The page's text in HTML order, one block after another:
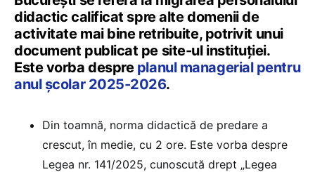
didactic calificat spre alte domenii de
activitate mai bine retribuite, potrivit unui
document publicat pe site-ul instituției.
Este vorba despre planul managerial pentru
anul școlar 2025-2026.
Din toamnă, norma didactică de predare a
crescut, în medie, cu 2 ore. Este vorba despre
Legea nr. 141/2025, cunoscută drept „Legea